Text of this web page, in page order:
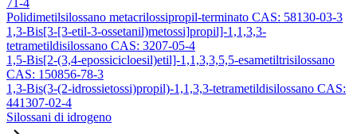
71-4
Polidimetilsilossano metacrilossipropil-terminato CAS: 58130-03-3
1,3-Bis[3-[3-etil-3-ossetanil)metossi]propil]-1,1,3,3-
tetrametildisilossano CAS: 3207-05-4
1,5-Bis[2-(3,4-epossicicloesil)etil]-1,1,3,3,5,5-esametiltrisilossano
CAS: 150856-78-3
1,3-Bis(3-(2-idrossietossi)propil)-1,1,3,3-tetrametildisilossano CAS:
441307-02-4
Silossani di idrogeno